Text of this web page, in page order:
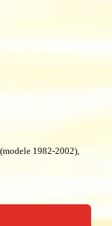
1982-2002),